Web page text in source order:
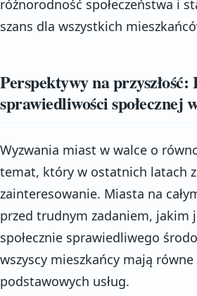
różnorodność społeczeństwa i
szans dla wszystkich
Perspektywy na przyszłość:
sprawiedliwości społecznej
Wyzwania miast w walce o
temat, który w ostatnich latach
zainteresowanie. Miasta na
przed trudnym zadaniem, jakim
społecznie sprawiedliwego
wszyscy mieszkańcy mają
podstawowych usług.